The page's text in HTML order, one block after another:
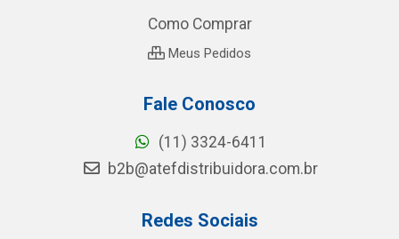
Como Comprar
Meus Pedidos
Fale Conosco
(11) 3324-6411
b2b@atefdistribuidora.com.br
Redes Sociais